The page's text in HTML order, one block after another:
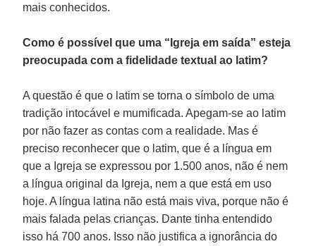
mais conhecidos.
Como é possível que uma “Igreja em saída” esteja
preocupada com a fidelidade textual ao latim?
A questão é que o latim se torna o símbolo de uma
tradição intocável e mumificada. Apegam-se ao latim
por não fazer as contas com a realidade. Mas é
preciso reconhecer que o latim, que é a língua em
que a Igreja se expressou por 1.500 anos, não é nem
a língua original da Igreja, nem a que está em uso
hoje. A língua latina não está mais viva, porque não é
mais falada pelas crianças. Dante tinha entendido
isso há 700 anos. Isso não justifica a ignorância do